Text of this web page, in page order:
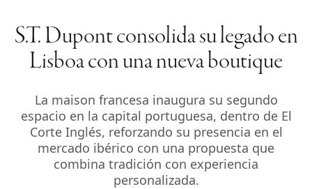
S.T. Dupont consolida su legado en
Lisboa con una nueva boutique
La maison francesa inaugura su segundo
espacio en la capital portuguesa, dentro de El
Corte Inglés, reforzando su presencia en el
mercado ibérico con una propuesta que
combina tradición con experiencia
personalizada.